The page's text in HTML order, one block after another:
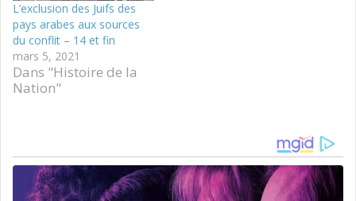
L’exclusion des Juifs des
pays arabes aux sources
du conflit – 14 et fin
mars 5, 2021
Dans "Histoire de la
Nation"